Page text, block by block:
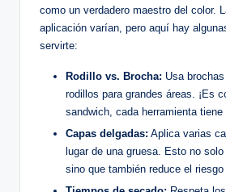
como un verdadero maestro del color.
aplicación varían, pero aquí hay
servirte:
Rodillo vs. Brocha: Usa
rodillos para grandes áreas. ¡Es
sandwich, cada herramienta
Capas delgadas: Aplica varias
lugar de una gruesa. Esto no
sino que también reduce el riesgo